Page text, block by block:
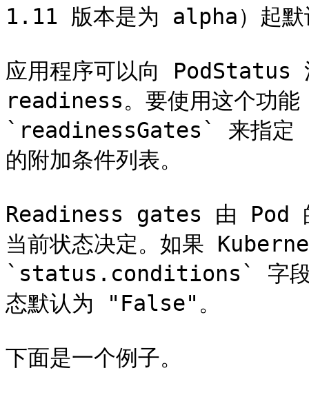
1.11 版本是为 alpha）起默
应用程序可以向 PodStatus
readiness。要使用这个功
`readinessGates` 来指
的附加条件列表。
Readiness gates 由
当前状态决定。如果
`status.conditions` 字段中
态默认为 "False"。
下面是一个例子。